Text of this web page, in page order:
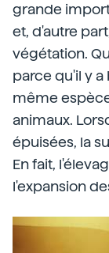
grande
et, d'autre
végétation.
parce qu'il y
même
animaux.
épuisées, la
En fait,
l'expansion